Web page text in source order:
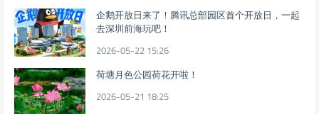
企鹅开放日来了！腾讯总部园区首个开放日，一起
去深圳前海玩吧！
2026-05-22 15:26
荷塘月色公园荷花开啦！
2026-05-21 18:25